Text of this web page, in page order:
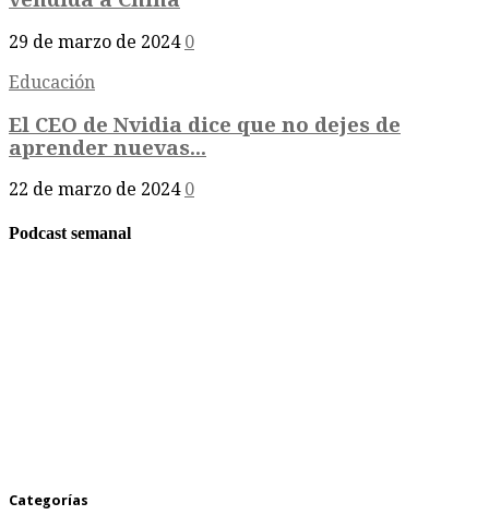
29 de marzo de 2024 0
Educación
El CEO de Nvidia dice que no dejes de
aprender nuevas...
22 de marzo de 2024 0
Podcast semanal
Categorías